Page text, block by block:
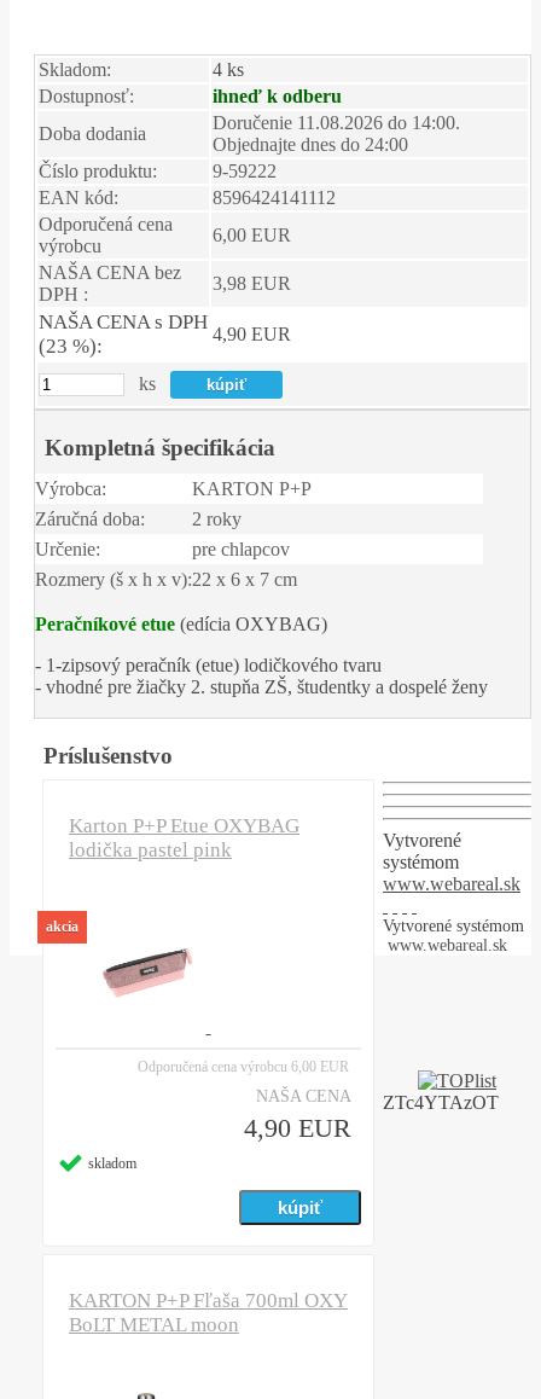
Skladom:
4 ks
Dostupnosť:
ihneď k odberu
Doba dodania
Doručenie 11.08.2026 do 14:00.
Objednajte dnes do 24:00
Číslo produktu:
9-59222
EAN kód:
8596424141112
Odporučená cena
výrobcu
6,00 EUR
NAŠA CENA bez
DPH :
3,98 EUR
NAŠA CENA s DPH
(23 %):
4,90 EUR
ks
Kompletná špecifikácia
Výrobca:
KARTON P+P
Záručná doba:
2 roky
Určenie:
pre chlapcov
Rozmery (š x h x v):22 x 6 x 7 cm
Peračníkové etue (edícia OXYBAG)
- 1-zipsový peračník (etue) lodičkového tvaru
- vhodné pre žiačky 2. stupňa ZŠ, študentky a dospelé ženy
Príslušenstvo
Karton P+P Etue OXYBAG
lodička pastel pink
Odporučená cena výrobcu 6,00 EUR
NAŠA CENA
4,90 EUR
skladom
akcia
KARTON P+P Fľaša 700ml OXY
BoLT METAL moon
Vytvorené
systémom
www.webareal.sk
Vytvorené systémom
www.webareal.sk
ZTc4YTAzOT